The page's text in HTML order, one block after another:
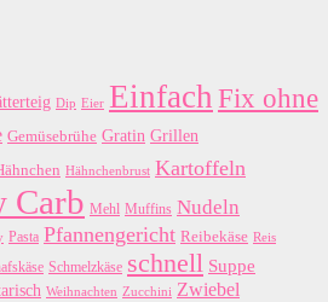
Dip Eier EinfachFix ohne
Gemüsebrühe Gratin Grillen
Hähnchenbrust Kartoffeln
Carb Mehl Muffins Nudeln
Pasta Pfannengericht Reibekäse Reis
Schmelzkäse schnell Suppe
Weihnachten Zucchini Zwiebel